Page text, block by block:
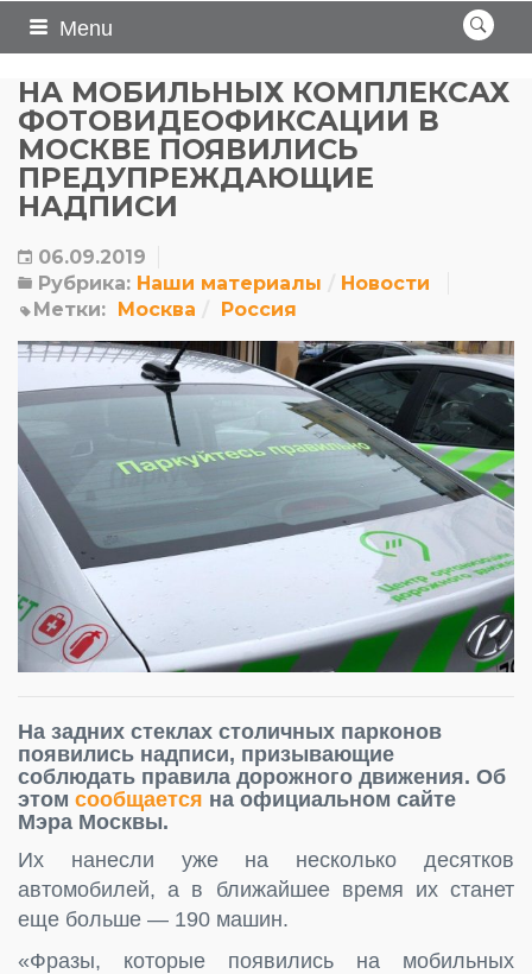
Menu
НА МОБИЛЬНЫХ КОМПЛЕКСАХ
ФОТОВИДЕОФИКСАЦИИ В
МОСКВЕ ПОЯВИЛИСЬ
ПРЕДУПРЕЖДАЮЩИЕ
НАДПИСИ
06.09.2019
Рубрика: Наши материалы
Новости
Метки: Москва Россия
На задних стеклах столичных парконов
появились надписи, призывающие
соблюдать правила дорожного движения. Об
этом сообщается на официальном сайте
Мэра Москвы.
Их нанесли уже на несколько десятков
автомобилей, а в ближайшее время их станет
еще больше — 190 машин.
«Фразы, которые появились на мобильных